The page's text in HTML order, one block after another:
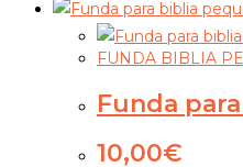
FUNDA BIBLIA
Funda
10,00€